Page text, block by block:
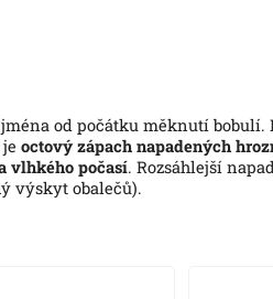
od počátku měknutí bobulí.
octový zápach napadených
vlhkého počasí. Rozsáhlejší
výskyt obalečů).